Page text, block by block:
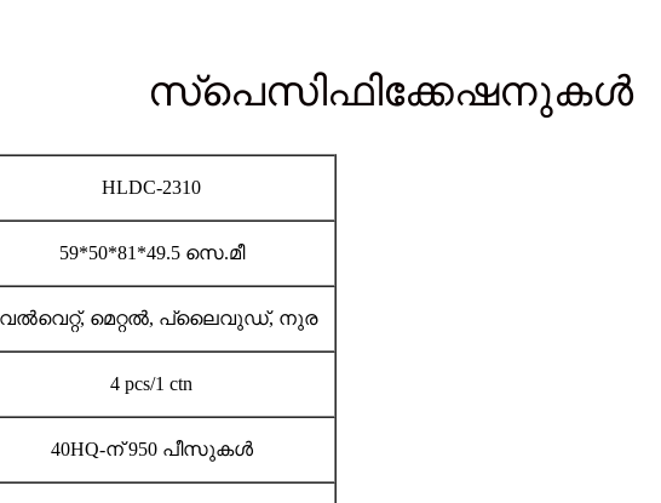
സ്പെസിഫിക്കേഷനുകൾ
HLDC-2310
59*50*81*49.5 സെ.മീ
മെറ്റൽ, പ്ലൈവുഡ്, നുര
4 pcs/1 ctn
40HQ-ന് 950 പീസുകൾ